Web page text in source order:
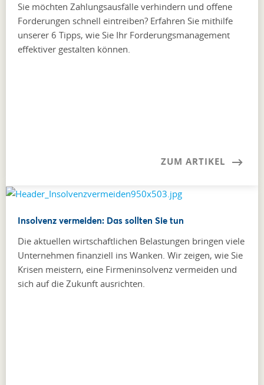
Sie möchten Zahlungsausfälle verhindern und offene
Forderungen schnell eintreiben? Erfahren Sie mithilfe
unserer 6 Tipps, wie Sie Ihr Forderungsmanagement
effektiver gestalten können.
ZUM ARTIKEL
Insolvenz vermeiden: Das sollten Sie tun
Die aktuellen wirtschaftlichen Belastungen bringen viele
Unternehmen finanziell ins Wanken. Wir zeigen, wie Sie
Krisen meistern, eine Firmeninsolvenz vermeiden und
sich auf die Zukunft ausrichten.